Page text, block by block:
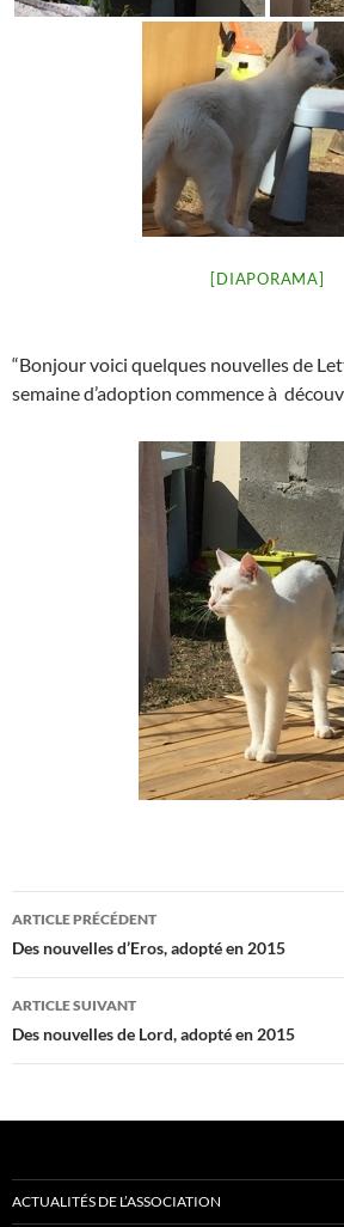
[DIAPORAMA]
“Bonjour voici quelques nouvelles de
semaine d’adoption commence à
Navigation
des
articles
ARTICLE PRÉCÉDENT
Des nouvelles d’Eros, adopté en 2015
ARTICLE SUIVANT
Des nouvelles de Lord, adopté en 2015
ACTUALITÉS DE L’ASSOCIATION